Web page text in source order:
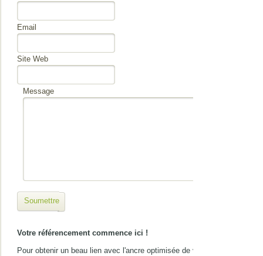
Email
Site Web
Message
Soumettre
Votre référencement commence ici !
Pour obtenir un beau lien avec l'ancre optimisée de votre choix,